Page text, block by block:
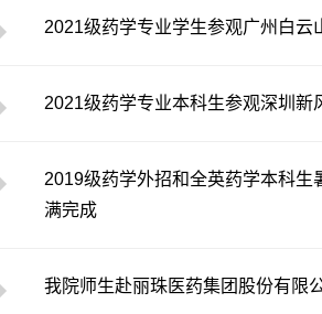
2021级药学专业学生参观广州白云
2021级药学专业本科生参观深圳新
​2019级药学外招和全英药学本科生
满完成
我院师生赴丽珠医药集团股份有限